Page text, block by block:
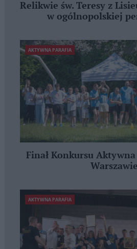
Relikwie św. Teresy z
w ogólnopolskiej
AKTYWNA PARAFIA
Finał Konkursu
Warszawie
AKTYWNA PARAFIA